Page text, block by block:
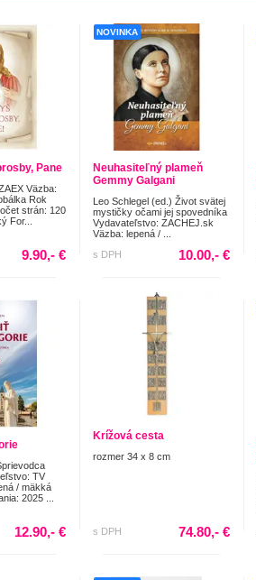
Pane
Väzba:
Rok
strán: 120
For...
9.90,- €
NOVINKA
Neuhasiteľný plameň
Gemmy Galgani
Leo Schlegel (ed.) Život svätej
mystičky očami jej spovedníka
Vydavateľstvo: ZACHEJ.sk
Väzba: lepená / ...
s DPH
10.00,- €
TV
/ mäkká
2025 ...
12.90,- €
Krížová cesta
rozmer 34 x 8 cm
s DPH 74.80,- €